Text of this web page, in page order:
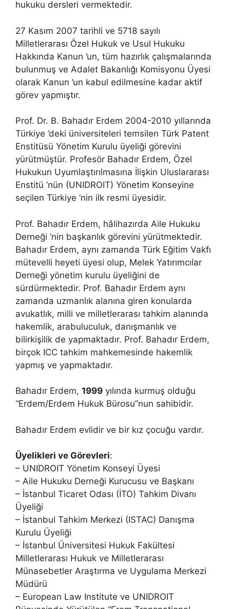
hukuku dersleri vermektedir.
27 Kasım 2007 tarihli ve 5718 sayılı
Milletlerarası Özel Hukuk ve Usul Hukuku
Hakkında Kanun ’un, tüm hazırlık çalışmalarında
bulunmuş ve Adalet Bakanlığı Komisyonu Üyesi
olarak Kanun ’un kabul edilmesine kadar aktif
görev yapmıştır.
Prof. Dr. B. Bahadır Erdem 2004-2010 yıllarında
Türkiye ’deki üniversiteleri temsilen Türk Patent
Enstitüsü Yönetim Kurulu üyeliği görevini
yürütmüştür. Profesör Bahadır Erdem, Özel
Hukukun Uyumlaştırılmasına İlişkin Uluslararası
Enstitü ’nün (UNIDROIT) Yönetim Konseyine
seçilen Türkiye ’nin ilk resmi üyesidir.
Prof. Bahadır Erdem, hâlihazırda Aile Hukuku
Derneği ’nin başkanlık görevini yürütmektedir.
Bahadır Erdem, aynı zamanda Türk Eğitim Vakfı
mütevelli heyeti üyesi olup, Melek Yatırımcılar
Derneği yönetim kurulu üyeliğini de
sürdürmektedir. Prof. Bahadır Erdem aynı
zamanda uzmanlık alanına giren konularda
avukatlık, milli ve milletlerarası tahkim alanında
hakemlik, arabuluculuk, danışmanlık ve
bilirkişilik de yapmaktadır. Prof. Bahadır Erdem,
birçok ICC tahkim mahkemesinde hakemlik
yapmış ve yapmaktadır.
Bahadır Erdem, 1999 yılında kurmuş olduğu
“Erdem/Erdem Hukuk Bürosu”nun sahibidir.
Bahadır Erdem evlidir ve bir kız çocuğu vardır.
Üyelikleri ve Görevleri:
– UNIDROIT Yönetim Konseyi Üyesi
– Aile Hukuku Derneği Kurucusu ve Başkanı
– İstanbul Ticaret Odası (İTO) Tahkim Divanı
Üyeliği
– İstanbul Tahkim Merkezi (ISTAC) Danışma
Kurulu Üyeliği
– İstanbul Üniversitesi Hukuk Fakültesi
Milletlerarası Hukuk ve Milletlerarası
Münasebetler Araştırma ve Uygulama Merkezi
Müdürü
– European Law Institute ve UNIDROIT